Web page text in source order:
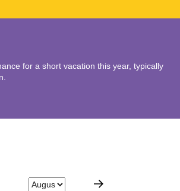
for a short vacation this year, typically